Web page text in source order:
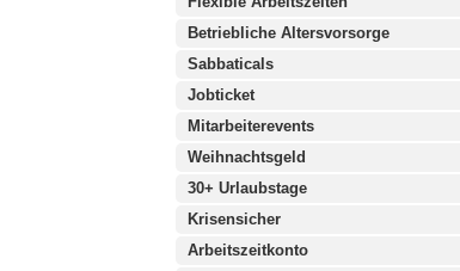
Betriebliche Altersvorsorge
Sabbaticals
Jobticket
Mitarbeiterevents
Weihnachtsgeld
30+ Urlaubstage
Krisensicher
Arbeitszeitkonto